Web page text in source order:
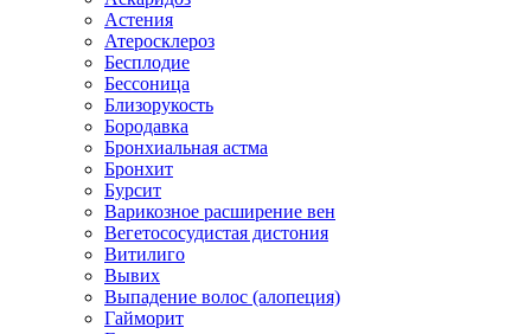
Астения
Атеросклероз
Бесплодие
Бессоница
Близорукость
Бородавка
Бронхиальная астма
Бронхит
Бурсит
Варикозное расширение вен
Вегетососудистая дистония
Витилиго
Вывих
Выпадение волос (алопеция)
Гайморит